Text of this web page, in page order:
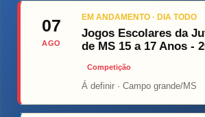
07
AGO
EM ANDAMENTO · DIA TODO
Jogos Escolares da
de MS 15 a 17 Anos -
Competição
Á definir · Campo grande/MS